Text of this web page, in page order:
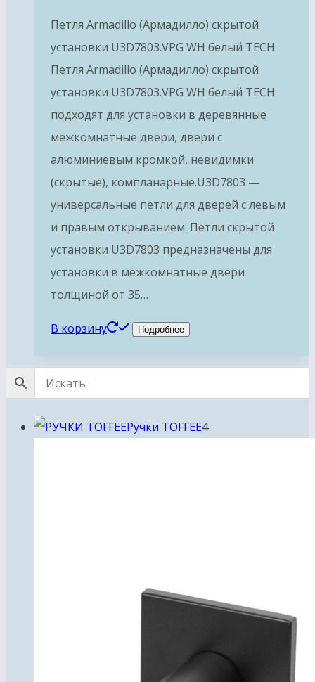
Петля Armadillo (Армадилло) скрытой
установки U3D7803.VPG WH белый TECH
Петля Armadillo (Армадилло) скрытой
установки U3D7803.VPG WH белый TECH
подходят для установки в деревянные
межкомнатные двери, двери с
алюминиевым кромкой, невидимки
(скрытые), компланарные.U3D7803 —
универсальные петли для дверей с левым
и правым открыванием. Петли скрытой
установки U3D7803 предназначены для
установки в межкомнатные двери
толщиной от 35…
В корзину Подробнее
Ручки TOFFEE44